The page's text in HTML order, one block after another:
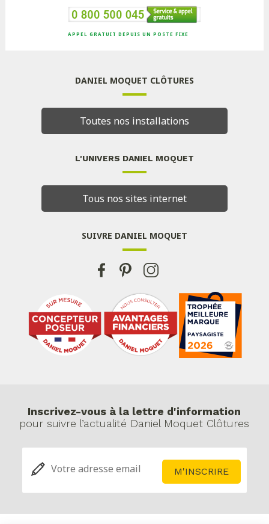
APPEL GRATUIT DEPUIS UN POSTE FIXE
DANIEL MOQUET CLÔTURES
Toutes nos installations
L'UNIVERS DANIEL MOQUET
Tous nos sites internet
SUIVRE DANIEL MOQUET
Inscrivez-vous à la lettre d'information
pour suivre l’actualité Daniel Moquet Clôtures